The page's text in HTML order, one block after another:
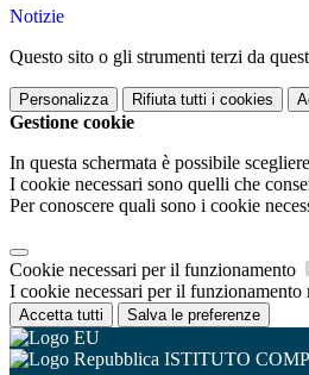
Notizie
Questo sito o gli strumenti terzi da
Personalizza Rifiuta tutti i cookies
Gestione cookie
In questa schermata è possibile
I cookie necessari sono quelli che
Per conoscere quali sono i cookie
Cookie necessari per il funzionamento
I cookie necessari per il
Accetta tutti Salva le preferenze
ISTITUTO